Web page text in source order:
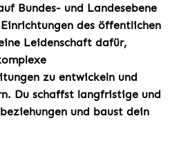
Bundes- und Landesebene
des öffentlichen
Leidenschaft dafür,
zu entwickeln und
Du schaffst langfristige und
und baust dein